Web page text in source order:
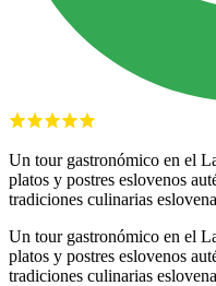
Un tour gastronómico en el
platos y postres eslovenos
tradiciones culinarias
Un tour gastronómico en el
platos y postres eslovenos
tradiciones culinarias